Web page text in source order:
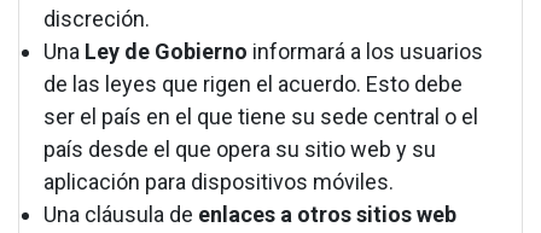
discreción.
Una Ley de Gobierno informará a los usuarios
de las leyes que rigen el acuerdo. Esto debe
ser el país en el que tiene su sede central o el
país desde el que opera su sitio web y su
aplicación para dispositivos móviles.
Una cláusula de enlaces a otros sitios web